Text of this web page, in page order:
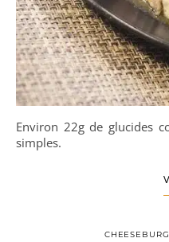
Environ 22g de glucides complexes par assiette et 4g de
simples.